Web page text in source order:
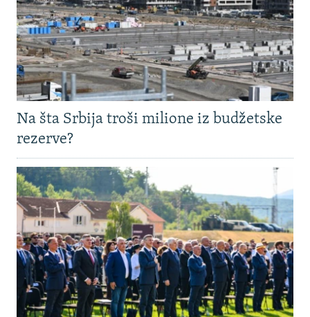
Na šta Srbija troši milione iz budžetske
rezerve?